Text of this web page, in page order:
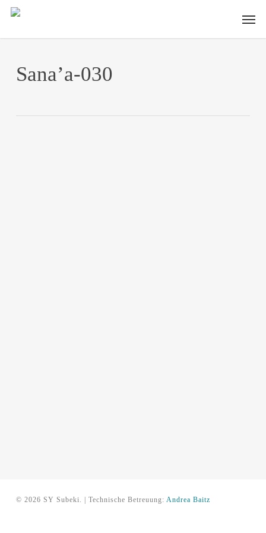
Skip
main
Sana’a-030
© 2026 SY Subeki. | Technische Betreuung: Andrea Baitz